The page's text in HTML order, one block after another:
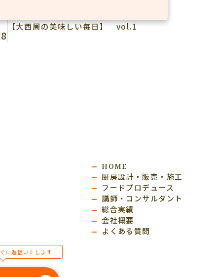
【大西周の美味しい毎日】 vol.1
に返信いたします
HOME
厨房設計・販売・施工
フードプロデュース
講師・コンサルタント
総合実績
会社概要
よくある質問